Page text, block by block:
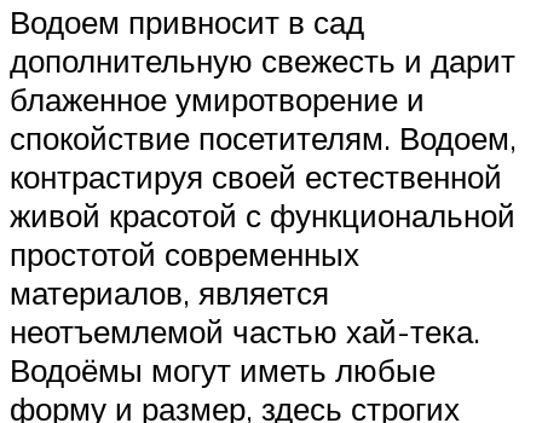
Водоем привносит в сад
дополнительную свежесть и дарит
блаженное умиротворение и
спокойствие посетителям. Водоем,
контрастируя своей естественной
живой красотой с функциональной
простотой современных
материалов, является
неотъемлемой частью хай-тека.
Водоёмы могут иметь любые
форму и размер, здесь строгих